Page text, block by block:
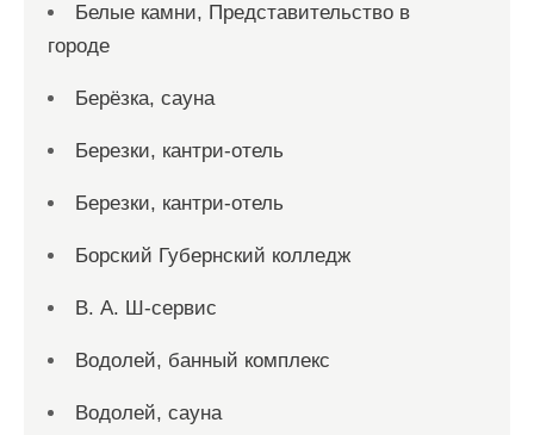
Белые камни, Представительство в
городе
Берёзка, сауна
Березки, кантри-отель
Березки, кантри-отель
Борский Губернский колледж
В. А. Ш-сервис
Водолей, банный комплекс
Водолей, сауна